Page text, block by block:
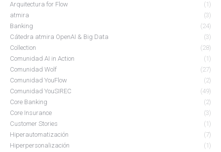
Arquitectura for Flow
(1)
atmira
(3)
Banking
(24)
Cátedra atmira OpenAI & Big Data
(3)
Collection
(28)
Comunidad AI in Action
(1)
Comunidad Wolf
(27)
Comunidad YouFlow
(2)
Comunidad YouSIREC
(49)
Core Banking
(2)
Core Insurance
(3)
Customer Stories
(1)
Hiperautomatización
(7)
Hiperpersonalización
(1)